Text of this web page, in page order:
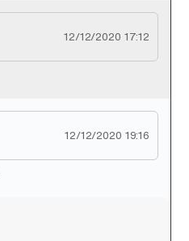
12/12/2020 17:12
12/12/2020 19:16